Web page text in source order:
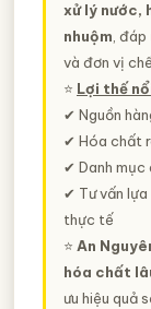
xử lý nước,
nhuộm, đáp
và đơn vị
⭐️ Lợi thế
✔ Nguồn
✔ Hóa chất
✔ Danh mục
✔ Tư vấn
thực tế
⭐️ An
hóa chất
ưu hiệu quả